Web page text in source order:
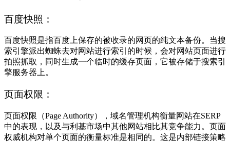
百度快照：
百度快照是指百度上保存的被收录的网页的纯文本备份。当搜
索引擎派出蜘蛛去对网站进行索引的时候，会对网站页面进行
拍照抓取，同时生成一个临时的缓存页面，它被存储于搜索引
擎服务器上。
页面权限：
页面权限（Page Authority），域名管理机构衡量网站在SERP
中的表现，以及与利基市场中其他网站相比其竞争能力。页面
权威机构对单个页面的衡量标准是相同的。这是内部链接策略